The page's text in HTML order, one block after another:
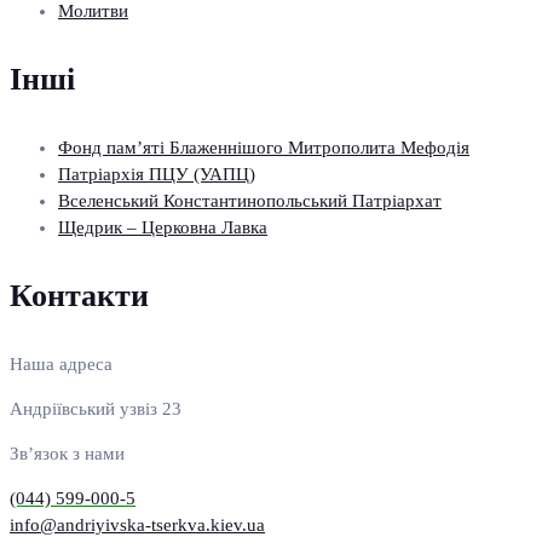
Молитви
Інші
Фонд пам’яті Блаженнішого Митрополита Мефодія
Патріархія ПЦУ (УАПЦ)
Вселенський Константинопольський Патріархат
Щедрик – Церковна Лавка
Контакти
Наша адреса
Андріївський узвіз 23
Зв’язок з нами
(044) 599-000-5
info@andriyivska-tserkva.kiev.ua